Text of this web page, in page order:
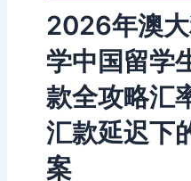
2026年澳
学中国留学
款全攻略汇
汇款延迟下
案